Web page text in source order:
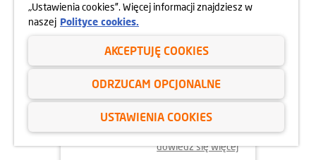
05.06.2025
DBAMY O FORMĘ STRAŻAKÓW
dowiedz się więcej
„Ustawienia cookies”. Więcej informacji znajdziesz w
naszej Polityce cookies.
AKCEPTUJĘ COOKIES
ODRZUCAM OPCJONALNE
USTAWIENIA COOKIES